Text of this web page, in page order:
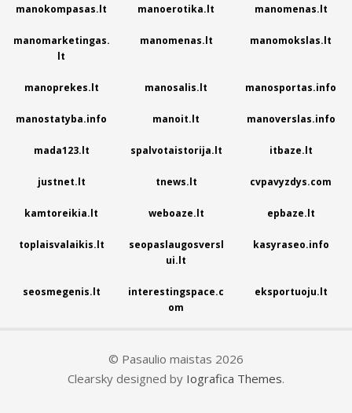
manokompasas.lt manoerotika.lt manomenas.lt
manomarketingas.
lt
manomenas.lt manomokslas.lt
manoprekes.lt manosalis.lt manosportas.info
manostatyba.info manoit.lt manoverslas.info
mada123.lt spalvotaistorija.lt itbaze.lt
justnet.lt tnews.lt cvpavyzdys.com
kamtoreikia.lt weboaze.lt epbaze.lt
toplaisvalaikis.lt
seopaslaugosversl
ui.lt
kasyraseo.info
seosmegenis.lt
interestingspace.c
om
eksportuoju.lt
© Pasaulio maistas 2026
Clearsky designed by Iografica Themes.